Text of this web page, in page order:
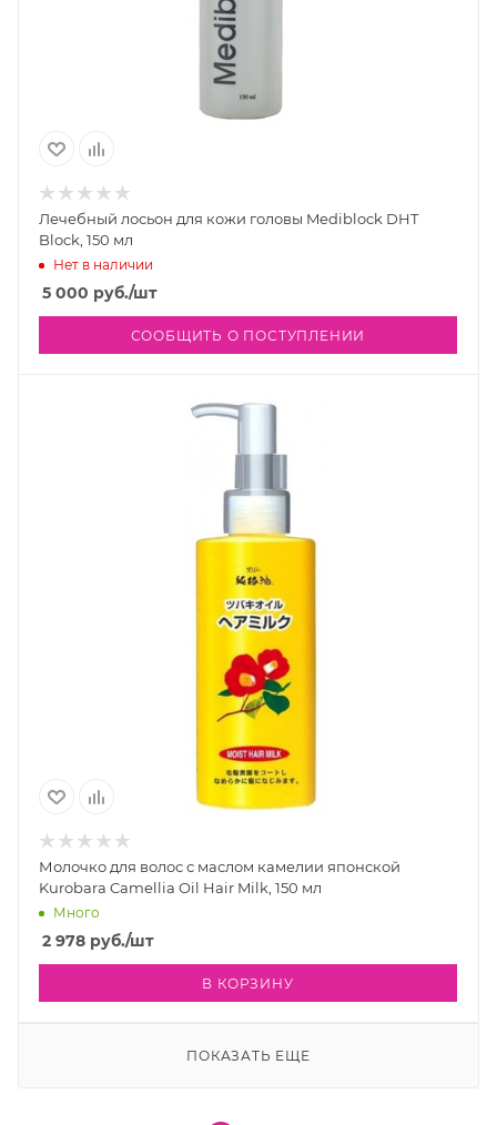
Лечебный лосьон для кожи головы Mediblock DHT
Block, 150 мл
Нет в наличии
5 000 руб./шт
СООБЩИТЬ О ПОСТУПЛЕНИИ
Молочко для волос с маслом камелии японской
Kurobara Camellia Oil Hair Milk, 150 мл
Много
2 978 руб./шт
В КОРЗИНУ
ПОКАЗАТЬ ЕЩЕ